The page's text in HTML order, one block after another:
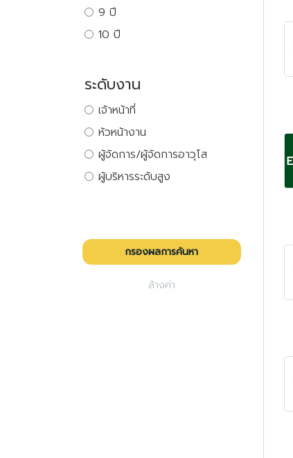
9 ปี
10 ปี
ระดับงาน
เจ้าหน้าที่
หัวหน้างาน
ผู้จัดการ/ผู้จัดการอาวุโส
ผู้บริหารระดับสูง